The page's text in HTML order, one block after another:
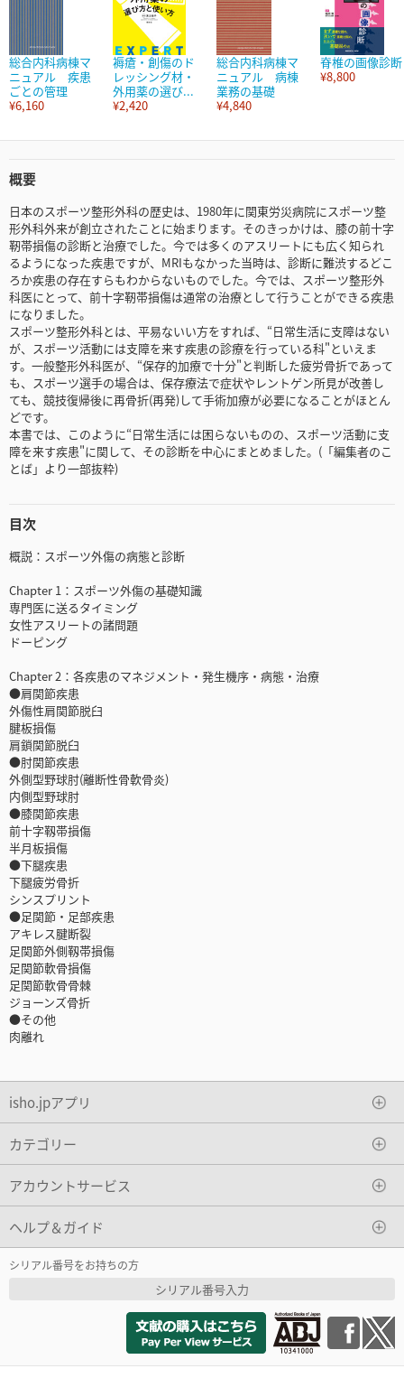
総合内科病棟マ
ニュアル 疾患
ごとの管理
¥6,160
褥瘡・創傷のド
レッシング材・
外用薬の選び...
¥2,420
総合内科病棟マ
ニュアル 病棟
業務の基礎
¥4,840
脊椎の画像診断
¥8,800
概要
日本のスポーツ整形外科の歴史は、1980年に関東労災病院にスポーツ整
形外科外来が創立されたことに始まります。そのきっかけは、膝の前十字
靭帯損傷の診断と治療でした。今では多くのアスリートにも広く知られ
るようになった疾患ですが、MRIもなかった当時は、診断に難渋するどこ
ろか疾患の存在すらもわからないものでした。今では、スポーツ整形外
科医にとって、前十字靭帯損傷は通常の治療として行うことができる疾患
になりました。
スポーツ整形外科とは、平易ないい方をすれば、“日常生活に支障はない
が、スポーツ活動には支障を来す疾患の診療を行っている科"といえま
す。一般整形外科医が、“保存的加療で十分"と判断した疲労骨折であって
も、スポーツ選手の場合は、保存療法で症状やレントゲン所見が改善し
ても、競技復帰後に再骨折(再発)して手術加療が必要になることがほとん
どです。
本書では、このように“日常生活には困らないものの、スポーツ活動に支
障を来す疾患"に関して、その診断を中心にまとめました。(「編集者のこ
とば」より一部抜粋)
目次
概説：スポーツ外傷の病態と診断
Chapter 1：スポーツ外傷の基礎知識
専門医に送るタイミング
女性アスリートの諸問題
ドーピング
Chapter 2：各疾患のマネジメント・発生機序・病態・治療
●肩関節疾患
外傷性肩関節脱臼
腱板損傷
肩鎖関節脱臼
●肘関節疾患
外側型野球肘(離断性骨軟骨炎)
内側型野球肘
●膝関節疾患
前十字靱帯損傷
半月板損傷
●下腿疾患
下腿疲労骨折
シンスプリント
●足関節・足部疾患
アキレス腱断裂
足関節外側靱帯損傷
足関節軟骨損傷
足関節軟骨骨棘
ジョーンズ骨折
●その他
肉離れ
isho.jpアプリ
カテゴリー
アカウントサービス
ヘルプ＆ガイド
シリアル番号をお持ちの方
シリアル番号入力